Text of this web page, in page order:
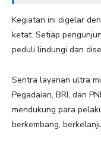
Kegiatan ini digelar
ketat. Setiap
peduli lindungi dan
Sentra layanan ultra
Pegadaian, BRI, dan
mendukung para
berkembang,